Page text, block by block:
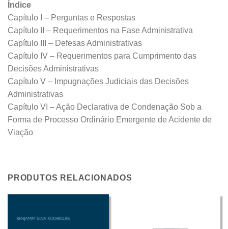
Índice
Capítulo I – Perguntas e Respostas
Capítulo II – Requerimentos na Fase Administrativa
Capítulo III – Defesas Administrativas
Capítulo IV – Requerimentos para Cumprimento das
Decisões Administrativas
Capítulo V – Impugnações Judiciais das Decisões
Administrativas
Capítulo VI – Ação Declarativa de Condenação Sob a
Forma de Processo Ordinário Emergente de Acidente de
Viação
PRODUTOS RELACIONADOS